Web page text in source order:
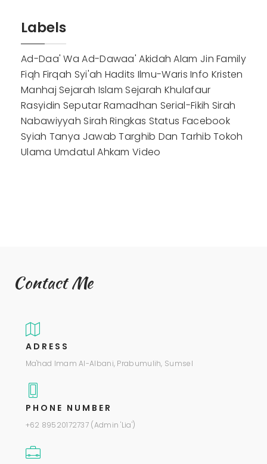
Labels
Ad-Daa' Wa Ad-Dawaa' Akidah Alam Jin Family
Fiqh Firqah Syi'ah Hadits Ilmu-Waris Info Kristen
Manhaj Sejarah Islam Sejarah Khulafaur
Rasyidin Seputar Ramadhan Serial-Fikih Sirah
Nabawiyyah Sirah Ringkas Status Facebook
Syiah Tanya Jawab Targhib Dan Tarhib Tokoh
Ulama Umdatul Ahkam Video
Contact Me
ADRESS
Ma'had Imam Al-Albani, Prabumulih, Sumsel
PHONE NUMBER
+62 89520172737 (Admin 'Lia')